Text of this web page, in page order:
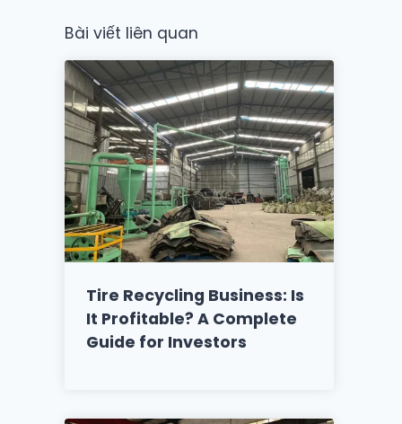
Bài viết liên quan
Tire Recycling Business: Is
It Profitable? A Complete
Guide for Investors